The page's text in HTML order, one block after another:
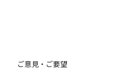
ご意見・ご要望